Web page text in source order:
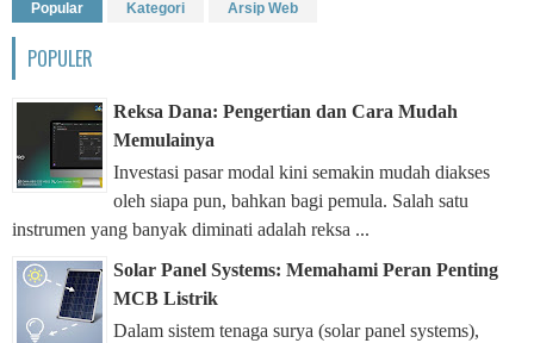
Popular Kategori Arsip Web
POPULER
Reksa Dana: Pengertian dan Cara Mudah
Memulainya
Investasi pasar modal kini semakin mudah diakses
oleh siapa pun, bahkan bagi pemula. Salah satu
instrumen yang banyak diminati adalah reksa ...
Solar Panel Systems: Memahami Peran Penting
MCB Listrik
Dalam sistem tenaga surya (solar panel systems),